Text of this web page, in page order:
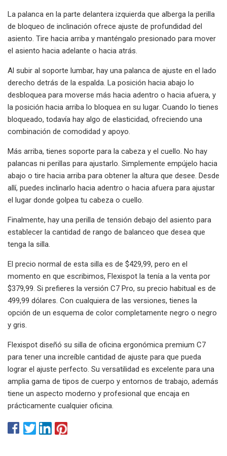
La palanca en la parte delantera izquierda que alberga la perilla
de bloqueo de inclinación ofrece ajuste de profundidad del
asiento. Tire hacia arriba y manténgalo presionado para mover
el asiento hacia adelante o hacia atrás.
Al subir al soporte lumbar, hay una palanca de ajuste en el lado
derecho detrás de la espalda. La posición hacia abajo lo
desbloquea para moverse más hacia adentro o hacia afuera, y
la posición hacia arriba lo bloquea en su lugar. Cuando lo tienes
bloqueado, todavía hay algo de elasticidad, ofreciendo una
combinación de comodidad y apoyo.
Más arriba, tienes soporte para la cabeza y el cuello. No hay
palancas ni perillas para ajustarlo. Simplemente empújelo hacia
abajo o tire hacia arriba para obtener la altura que desee. Desde
allí, puedes inclinarlo hacia adentro o hacia afuera para ajustar
el lugar donde golpea tu cabeza o cuello.
Finalmente, hay una perilla de tensión debajo del asiento para
establecer la cantidad de rango de balanceo que desea que
tenga la silla.
El precio normal de esta silla es de $429,99, pero en el
momento en que escribimos, Flexispot la tenía a la venta por
$379,99. Si prefieres la versión C7 Pro, su precio habitual es de
499,99 dólares. Con cualquiera de las versiones, tienes la
opción de un esquema de color completamente negro o negro
y gris.
Flexispot diseñó su silla de oficina ergonómica premium C7
para tener una increíble cantidad de ajuste para que pueda
lograr el ajuste perfecto. Su versatilidad es excelente para una
amplia gama de tipos de cuerpo y entornos de trabajo, además
tiene un aspecto moderno y profesional que encaja en
prácticamente cualquier oficina.